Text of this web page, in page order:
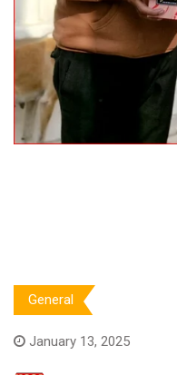
General
January 13, 2025